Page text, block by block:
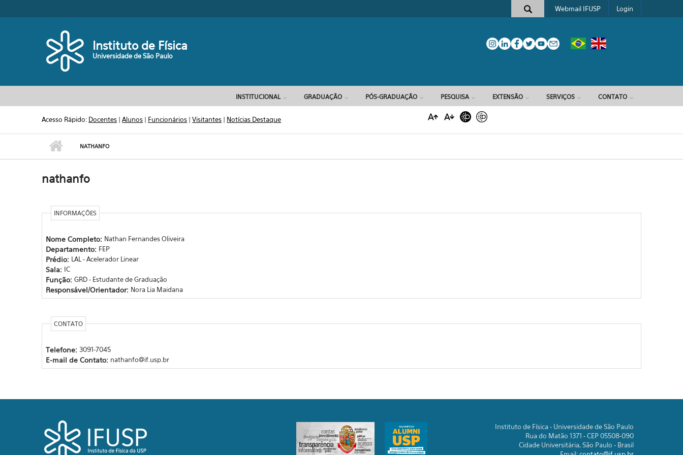
Formulário de busca
Webmail IFUSP Login
Instituto de Física
Universidade de São Paulo
INSTITUCIONAL GRADUAÇÃO PÓS-GRADUAÇÃO PESQUISA EXTENSÃO SERVIÇOS CONTATO
Acesso Rápido: Docentes |Alunos | Funcionários |Visitantes | Notícias Destaque
NATHANFO
nathanfo
INFORMAÇÕES
Nome Completo: Nathan Fernandes Oliveira
Departamento: FEP
Prédio: LAL - Acelerador Linear
Sala: IC
Função: GRD - Estudante de Graduação
Responsável/Orientador: Nora Lia Maidana
CONTATO
Telefone: 3091-7045
E-mail de Contato: nathanfo@if.usp.br
Instituto de Física - Universidade de São Paulo
Rua do Matão 1371 - CEP 05508-090
Cidade Universitária, São Paulo - Brasil